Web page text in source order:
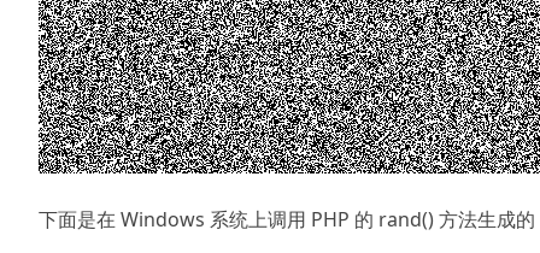
下面是在 Windows 系统上调用 PHP 的 rand() 方法生成的